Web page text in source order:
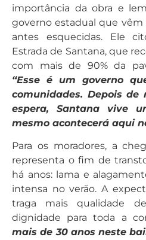
importância da obra e
governo estadual que
antes esquecidas. Ele
Estrada de Santana, que
com mais de 90% da
“Esse é um governo
comunidades. Depois
espera, Santana vive
mesmo acontecerá aqui
Para os moradores, a
representa o fim de
há anos: lama e
intensa no verão. A
traga mais qualidade
dignidade para toda a
mais de 30 anos neste